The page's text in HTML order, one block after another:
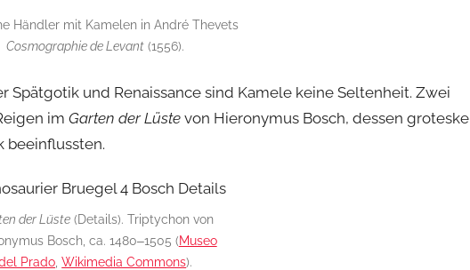
Händler mit Kamelen in André Thevets
Cosmographie de Levant (1556).
Spätgotik und Renaissance sind Kamele keine Seltenheit. Zwei
im Garten der Lüste von Hieronymus Bosch, dessen groteske
beeinflussten.
der Lüste(Details). Triptychon von
Bosch, ca. 1480‒1505 (Museo
Prado ,Wikimedia Commons).